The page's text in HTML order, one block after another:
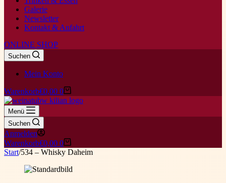
Galerie
Newsletter
Kontakt & Anfahrt
ONLINE SHOP
Suchen
Mein Konto
Warenkorb€0,00 0
Menü
Suchen
Anmelden
Warenkorb€0,00 0
Start/534 – Whisky Daheim